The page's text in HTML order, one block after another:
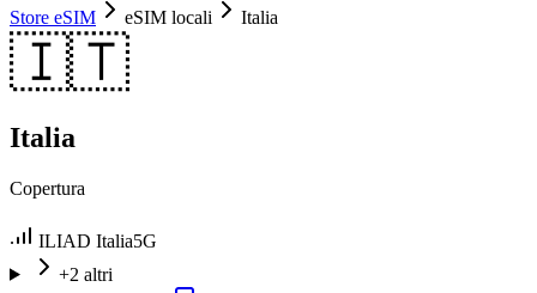
Store eSIM eSIM locali Italia
🇮🇹
Italia
Copertura
ILIAD Italia5G
+2 altri